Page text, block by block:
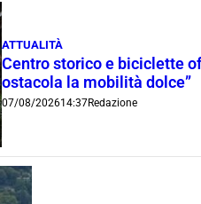
ATTUALITÀ
Centro storico e biciclette
ostacola la mobilità dolce”
07/08/202614:37Redazione